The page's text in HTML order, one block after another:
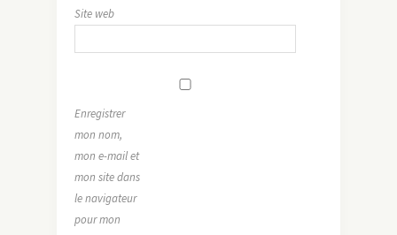
Site web
Enregistrer
mon nom,
mon e-mail et
mon site dans
le navigateur
pour mon